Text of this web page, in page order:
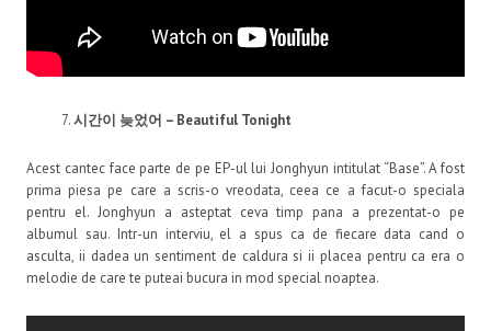
시간이 늦었어 – Beautiful Tonight
Acest cantec face parte de pe EP-ul lui Jonghyun intitulat “Base”. A fost
prima piesa pe care a scris-o vreodata, ceea ce a facut-o speciala
pentru el. Jonghyun a asteptat ceva timp pana a prezentat-o pe
albumul sau. Intr-un interviu, el a spus ca de fiecare data cand o
asculta, ii dadea un sentiment de caldura si ii placea pentru ca era o
melodie de care te puteai bucura in mod special noaptea.